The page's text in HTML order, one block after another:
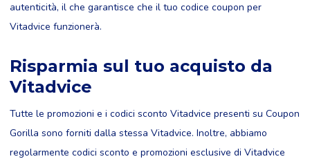
autenticità, il che garantisce che il tuo codice coupon per
Vitadvice funzionerà.
Risparmia sul tuo acquisto da
Vitadvice
Tutte le promozioni e i codici sconto Vitadvice presenti su Coupon
Gorilla sono forniti dalla stessa Vitadvice. Inoltre, abbiamo
regolarmente codici sconto e promozioni esclusive di Vitadvice